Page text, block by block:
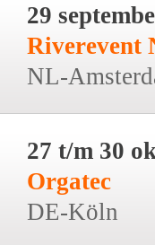
29
Riverevent
NL-
27 t/m 30
Orgatec
DE-Köln